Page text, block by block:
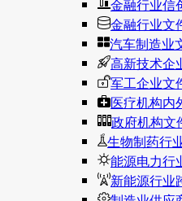
金融行业信
金融行业文
汽车制造业
高新技术企
军工企业文
医疗机构内
政府机构文
生物制药行
能源电力行
新能源行业